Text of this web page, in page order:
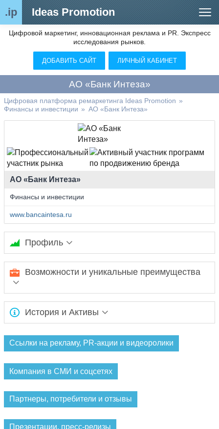
.ip Ideas Promotion
Сегменты рынка
Цифровой ремаркетинг (анализ рынка)
Видео
О нас
Цифровой маркетинг, инновационная реклама и PR. Экспресс
исследования рынков.
ДОБАВИТЬ САЙТ ЛИЧНЫЙ КАБИНЕТ
АО «Банк Интеза»
Цифровая платформа ремаркетинга Ideas Promotion »
Финансы и инвестиции » АО «Банк Интеза»
АО «Банк Интеза»
Финансы и инвестиции
www.bancaintesa.ru
Профиль
АО «Банк Интеза» — дочерний банк итальянской
финансовой группы Intesa Sanpaolo.
Возможности и уникальные преимущества
Ожидается заполнение информации...
История и Активы
Ссылки на рекламу, PR-акции и видеоролики
Компания в СМИ и соцсетях
Партнеры, потребители и отзывы
Презентации, пресс-релизы